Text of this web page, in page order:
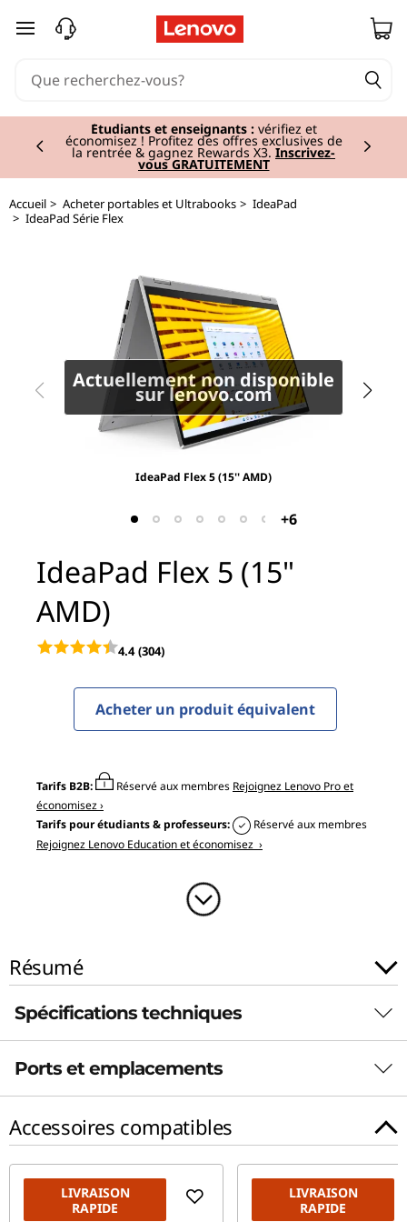
P
a
passer au contenu principal
Étudiants et enseignants :vérifiez et
économisez ! Profitez des offres exclusives de
la rentrée & gagnez Rewards X3. Inscrivez-
vous GRATUITEMENT
Currently displaying item 2 of 3
Accueil > Acheter portables et Ultrabooks > IdeaPad
> IdeaPad Série Flex
Actuellement non disponible
sur lenovo.com
IdeaPad Flex 5 (15'' AMD)
+6
IdeaPad Flex 5 (15"
AMD)
4.4 (304)
Acheter un produit équivalent
Tarifs B2B: Réservé aux membres Rejoignez Lenovo Pro et
économisez ›
Tarifs pour étudiants & professeurs:
Réservé aux membres
Rejoignez Lenovo Education et économisez ›
Résumé
Spécifications techniques
Jusqu’à 10 heures* (MM14)
Jusqu’à 10,5 heures en lecture vidéo 1080p
* Toutes les prétentions relatives à l’autonomie de la batterie sont approximatives et
basées sur les résultats de tests réalisés avec le banc d’essai MobileMark® 2014.
Ports et emplacements
Accessoires compatibles
LIVRAISON
RAPIDE
LIVRAISON
RAPIDE